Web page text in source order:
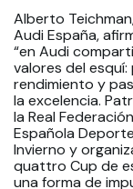
Alberto
Audi España,
“en Audi
valores del esquí:
rendimiento y
la excelencia.
la Real Federación
Española
Invierno y
quattro Cup de
una forma de